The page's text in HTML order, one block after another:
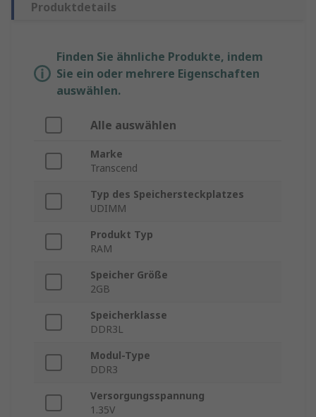
Produktdetails
Finden Sie ähnliche Produkte, indem
Sie ein oder mehrere Eigenschaften
auswählen.
Alle auswählen
Marke
Transcend
Typ des Speichersteckplatzes
UDIMM
Produkt Typ
RAM
Speicher Größe
2GB
Speicherklasse
DDR3L
Modul-Type
DDR3
Versorgungsspannung
1.35V